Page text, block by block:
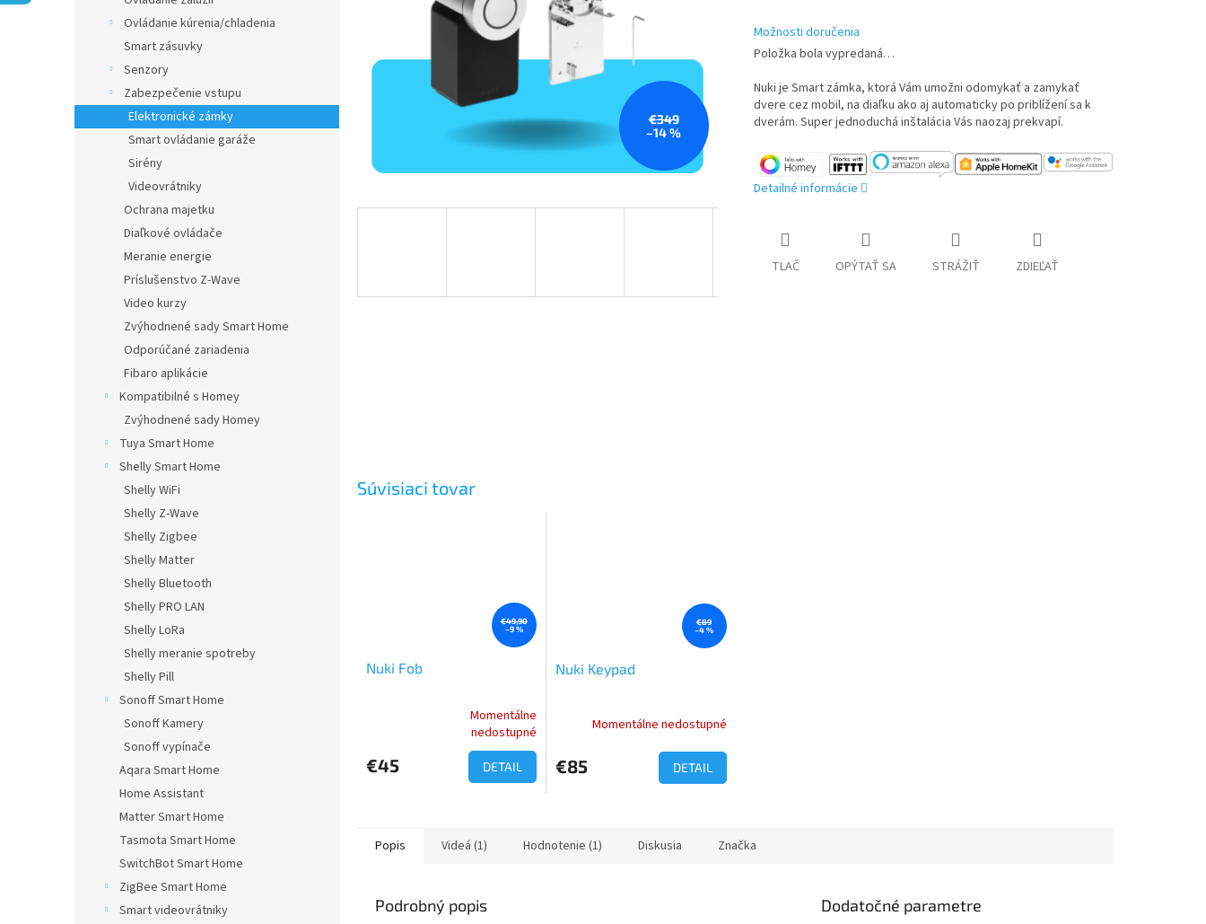
Ovládanie kúrenia/chladenia
Smart zásuvky
Senzory
Zabezpečenie vstupu
Elektronické zámky
Smart ovládanie garáže
Sirény
Videovrátniky
Ochrana majetku
Diaľkové ovládače
Meranie energie
Príslušenstvo Z-Wave
Video kurzy
Zvýhodnené sady Smart Home
Odporúčané zariadenia
Fibaro aplikácie
Kompatibilné s Homey
Zvýhodnené sady Homey
Tuya Smart Home
Shelly Smart Home
Shelly WiFi
Shelly Z-Wave
Shelly Zigbee
Shelly Matter
Shelly Bluetooth
Shelly PRO LAN
Shelly LoRa
Shelly meranie spotreby
Shelly Pill
Sonoff Smart Home
Sonoff Kamery
Sonoff vypínače
Aqara Smart Home
Home Assistant
Matter Smart Home
Tasmota Smart Home
SwitchBot Smart Home
ZigBee Smart Home
Smart videovrátniky
€349
–14 %
Možnosti doručenia
Položka bola vypredaná…
Nuki je Smart zámka, ktorá Vám umožni odomykať a zamykať
dvere cez mobil, na diaľku ako aj automaticky po priblížení sa k
dverám. Super jednoduchá inštalácia Vás naozaj prekvapí.
Detailné informácie
TLAČ OPÝTAŤ SA STRÁŽIŤ ZDIEĽAŤ
Súvisiaci tovar
€49,90
–9 %
Nuki Fob
produktu
je
hviezdičiek.
Momentálne
nedostupné
€45 DETAIL
€89
–4 %
Nuki Keypad
Momentálne nedostupné
€85 DETAIL
Popis Videá (1) Hodnotenie (1) Diskusia Značka
Podrobný popis Dodatočné parametre